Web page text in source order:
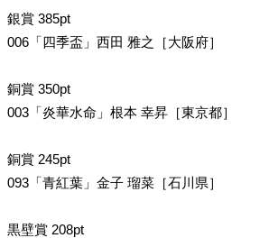
銀賞 385pt
006「四季盃」西田 雅之［大阪府］
銅賞 350pt
003「炎華水命」根本 幸昇［東京都］
銅賞 245pt
093「青紅葉」金子 瑠菜［石川県］
黒壁賞 208pt